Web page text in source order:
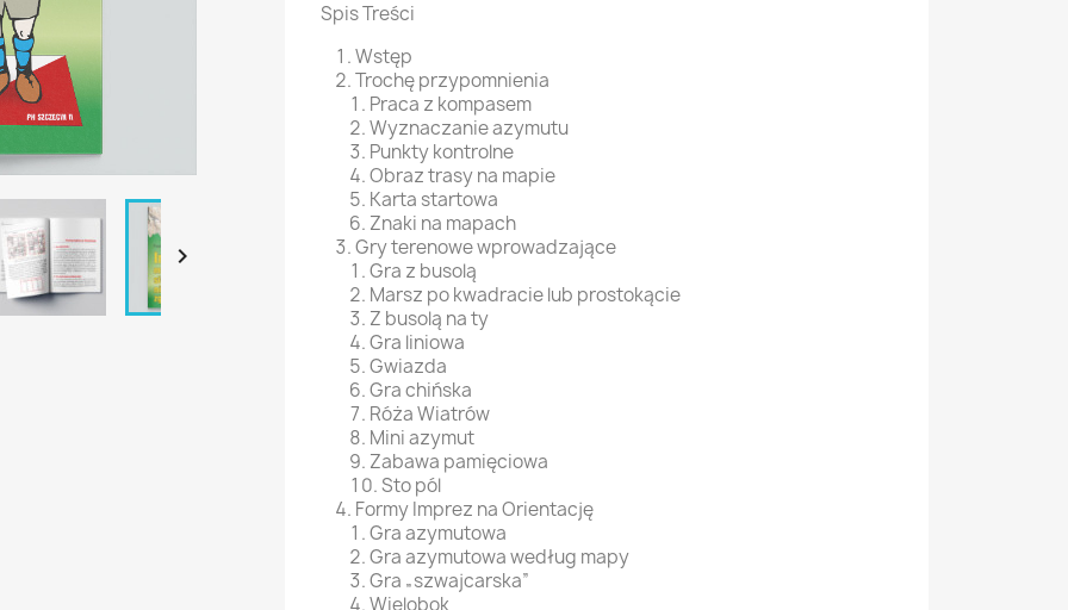

Spis Treści
Wstęp
Trochę przypomnienia
Praca z kompasem
Wyznaczanie azymutu
Punkty kontrolne
Obraz trasy na mapie
Karta startowa
Znaki na mapach
Gry terenowe wprowadzające
Gra z busolą
Marsz po kwadracie lub prostokącie
Z busolą na ty
Gra liniowa
Gwiazda
Gra chińska
Róża Wiatrów
Mini azymut
Zabawa pamięciowa
Sto pól
Formy Imprez na Orientację
Gra azymutowa
Gra azymutowa według mapy
Gra „szwajcarska”
Wielobok